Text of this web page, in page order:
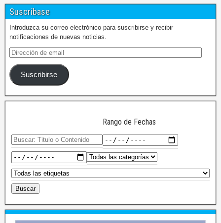
Suscríbase
Introduzca su correo electrónico para suscribirse y recibir
notificaciones de nuevas noticias.
Suscribirse
Rango de Fechas